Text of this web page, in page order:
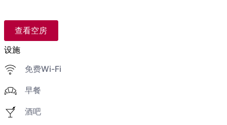
查看空房
设施
免费Wi-Fi
早餐
酒吧